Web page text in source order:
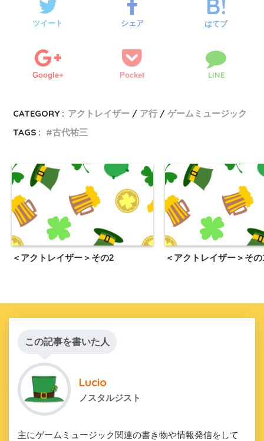
ツイート シェア はてブ
Google+ Pocket LINE
CATEGORY : アクトレイザー ア行
ゲームミュージック
TAGS :
古代祐三
＜アクトレイザー＞その2 ＜アクトレイザー＞その
この記事を書いた人
Lucio
ノスタルジスト
主にゲームミュージック関連の書き物や情報発信をして